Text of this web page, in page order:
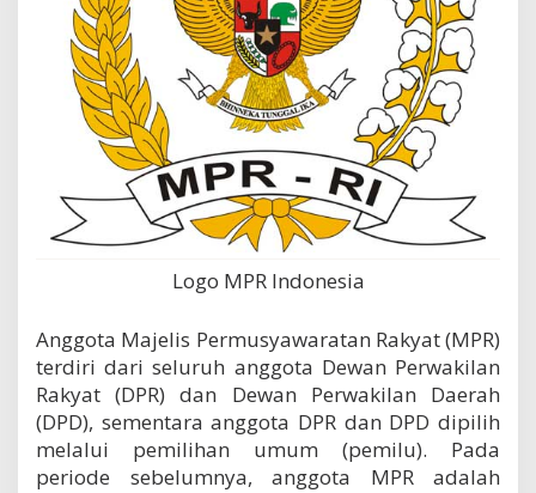
Logo MPR Indonesia
Anggota Majelis Permusyawaratan Rakyat (MPR)
terdiri dari seluruh anggota Dewan Perwakilan
Rakyat (DPR) dan Dewan Perwakilan Daerah
(DPD), sementara anggota DPR dan DPD dipilih
melalui pemilihan umum (pemilu). Pada
periode sebelumnya, anggota MPR adalah